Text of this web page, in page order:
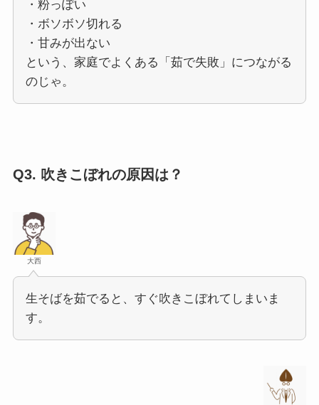
・粉っぽい
・ボソボソ切れる
・甘みが出ない
という、家庭でよくある「茹で失敗」につながる
のじゃ。
Q3. 吹きこぼれの原因は？
大西
生そばを茹でると、すぐ吹きこぼれてしまいま
す。